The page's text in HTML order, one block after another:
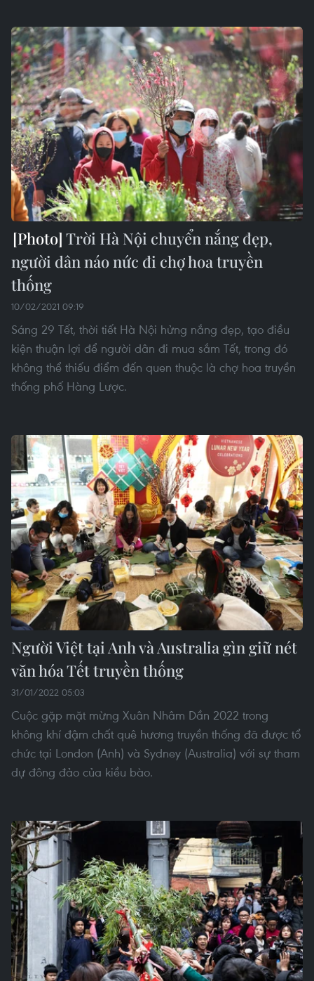
Trời Hà Nội chuyển nắng đẹp,
người dân náo nức đi chợ hoa truyền
thống
10/02/2021 09:19
Sáng 29 Tết, thời tiết Hà Nội hửng nắng đẹp, tạo điều
kiện thuận lợi để người dân đi mua sắm Tết, trong đó
không thể thiếu điểm đến quen thuộc là chợ hoa truyền
thống phố Hàng Lược.
Người Việt tại Anh và Australia gìn giữ nét
văn hóa Tết truyền thống
31/01/2022 05:03
Cuộc gặp mặt mừng Xuân Nhâm Dần 2022 trong
không khí đậm chất quê hương truyền thống đã được tổ
chức tại London (Anh) và Sydney (Australia) với sự tham
dự đông đảo của kiều bào.